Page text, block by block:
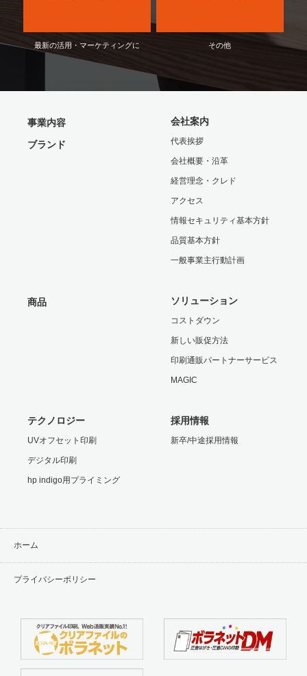
最新の活用・マーケティングに その他
事業内容
ブランド
会社案内
代表挨拶
会社概要・沿革
経営理念・クレド
アクセス
情報セキュリティ基本方針
品質基本方針
一般事業主行動計画
商品 ソリューション
コストダウン
新しい販促方法
印刷通販パートナーサービス
MAGIC
テクノロジー
UVオフセット印刷
デジタル印刷
hp indigo用プライミング
採用情報
新卒/中途採用情報
ホーム
プライバシーポリシー